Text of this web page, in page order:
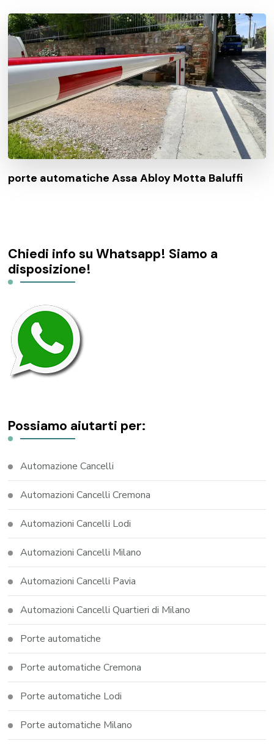
porte automatiche Assa Abloy Motta Baluffi
Chiedi info su Whatsapp! Siamo a
disposizione!
Possiamo aiutarti per:
Automazione Cancelli
Automazioni Cancelli Cremona
Automazioni Cancelli Lodi
Automazioni Cancelli Milano
Automazioni Cancelli Pavia
Automazioni Cancelli Quartieri di Milano
Porte automatiche
Porte automatiche Cremona
Porte automatiche Lodi
Porte automatiche Milano